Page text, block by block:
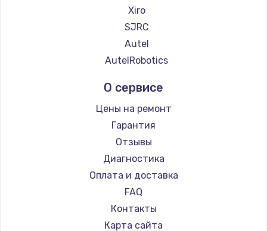
Заказать
Замена сенсорного датчика
Замена сигнальной лампы
1200 руб.
Заказать
Замена системной платы
1500 руб.
Заказать
Xiro
SJRC
Autel
AutelRobotics
О сервисе
Цены на ремонт
Гарантия
Отзывы
Диагностика
Оплата и доставка
FAQ
Контакты
Карта сайта